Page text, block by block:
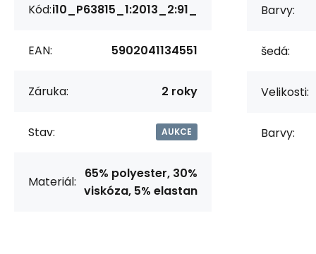
Kód:i10_P63815_1:2013_2:91_
EAN: 5902041134551
Záruka: 2 roky
Stav: AUKCE
Materiál:
65% polyester, 30%
viskóza, 5% elastan
Barvy:
šedá:
Velikosti:
Barvy: